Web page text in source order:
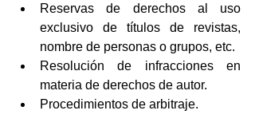
Reservas de derechos al uso
exclusivo de títulos de revistas,
Resolución de infracciones en
materia de derechos de autor.
Procedimientos de arbitraje.